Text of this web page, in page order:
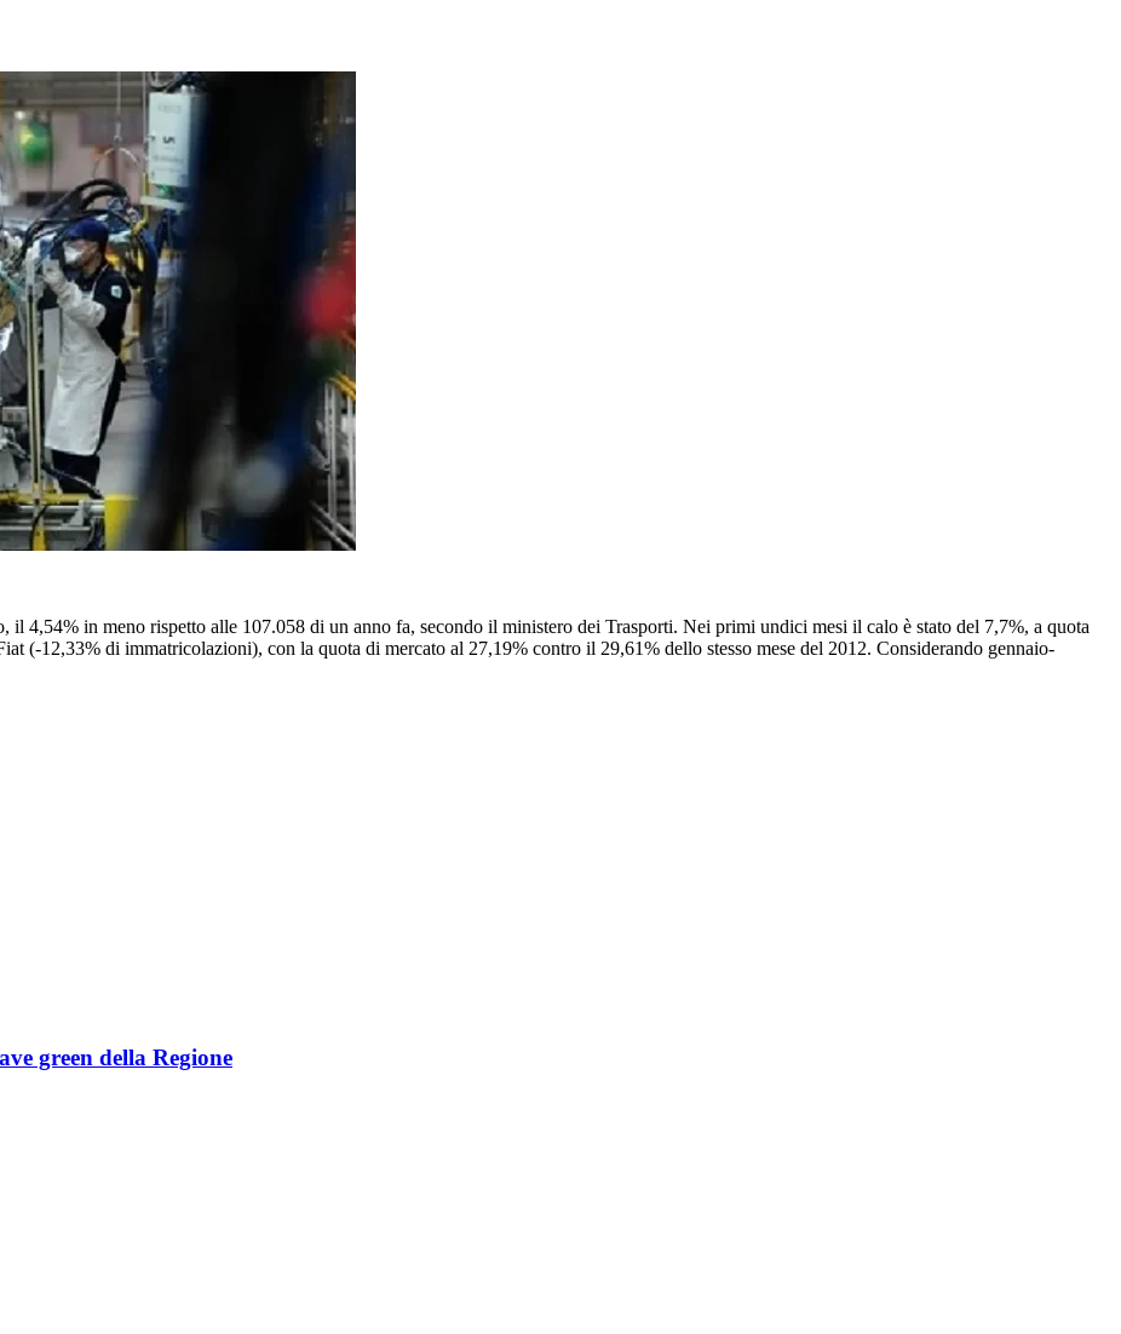
il 4,54% in meno rispetto alle 107.058 di un anno fa, secondo il ministero dei Trasporti. Nei primi undici mesi il calo è stato del 7,7%, a quota
(-12,33% di immatricolazioni), con la quota di mercato al 27,19% contro il 29,61% dello stesso mese del 2012. Considerando gennaio-
green della Regione